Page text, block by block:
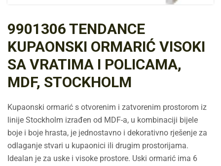
9901306 TENDANCE
KUPAONSKI ORMARIĆ VISOKI
SA VRATIMA I POLICAMA,
MDF, STOCKHOLM
Kupaonski ormarić s otvorenim i zatvorenim prostorom iz
linije Stockholm izrađen od MDF-a, u kombinaciji bijele
boje i boje hrasta, je jednostavno i dekorativno rješenje za
odlaganje stvari u kupaonici ili drugim prostorijama.
Idealan je za uske i visoke prostore. Uski ormarić ima 6